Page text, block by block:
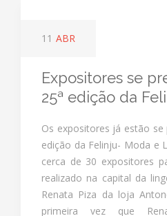
11 ABR
Expositores se
25ª edição da
Os expositores já estão se
edição da Felinju- Moda e
cerca de 30 expositores
realizado na capital da
Renata Piza da loja
primeira vez que